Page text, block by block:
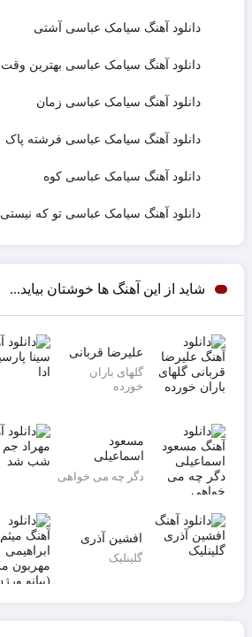
دانلود آهنگ سیامک عباسی آشتی
دانلود آهنگ سیامک عباسی بهترین وقت
دانلود آهنگ سیامک عباسی زمان
دانلود آهنگ سیامک عباسی فرشته پاک
دانلود آهنگ سیامک عباسی کوه
دانلود آهنگ سیامک عباسی تو که نیستی
شاید از این آهنگ ها خوشتان بیاید...
علیرضا قربانی
گلهای باران
خورده
مسعود
اسماعیلی
دگر چه می خواهی
افشین آذری
گلینلیک